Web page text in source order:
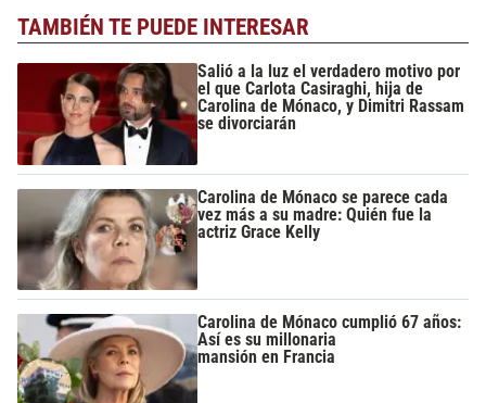
TAMBIÉN TE PUEDE INTERESAR
Salió a la luz el verdadero motivo por
el que Carlota Casiraghi, hija de
Carolina de Mónaco, y Dimitri Rassam
se divorciarán
Carolina de Mónaco se parece cada
vez más a su madre: Quién fue la
actriz Grace Kelly
Carolina de Mónaco cumplió 67 años:
Así es su millonaria
mansión en Francia